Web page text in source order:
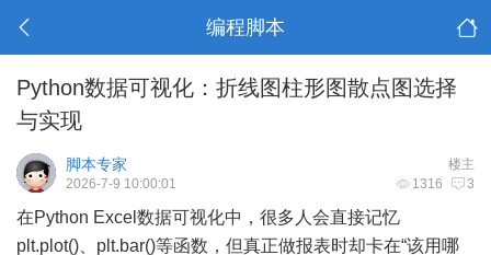
编程脚本
Python数据可视化：折线图柱形图散点图选择
与实现
楼主
脚本专家
1316 3
2026-7-9 10:00:01
在Python Excel数据可视化中，很多人会直接记忆
plt.plot()、plt.bar()等函数，但真正做报表时却卡在“该用哪